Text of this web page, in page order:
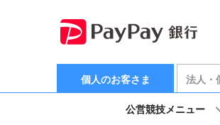
個人のお客さま 法人・
公営競技メニュー